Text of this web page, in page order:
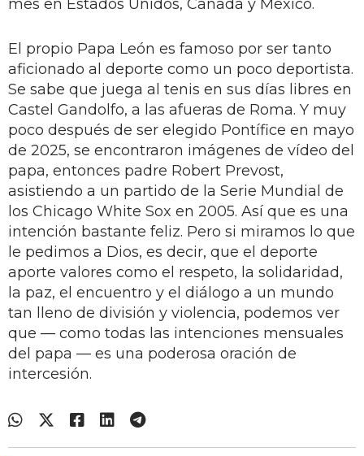
mes en Estados Unidos, Canadá y México.
El propio Papa León es famoso por ser tanto
aficionado al deporte como un poco deportista.
Se sabe que juega al tenis en sus días libres en
Castel Gandolfo, a las afueras de Roma. Y muy
poco después de ser elegido Pontífice en mayo
de 2025, se encontraron imágenes de vídeo del
papa, entonces padre Robert Prevost,
asistiendo a un partido de la Serie Mundial de
los Chicago White Sox en 2005. Así que es una
intención bastante feliz. Pero si miramos lo que
le pedimos a Dios, es decir, que el deporte
aporte valores como el respeto, la solidaridad,
la paz, el encuentro y el diálogo a un mundo
tan lleno de división y violencia, podemos ver
que — como todas las intenciones mensuales
del papa — es una poderosa oración de
intercesión.